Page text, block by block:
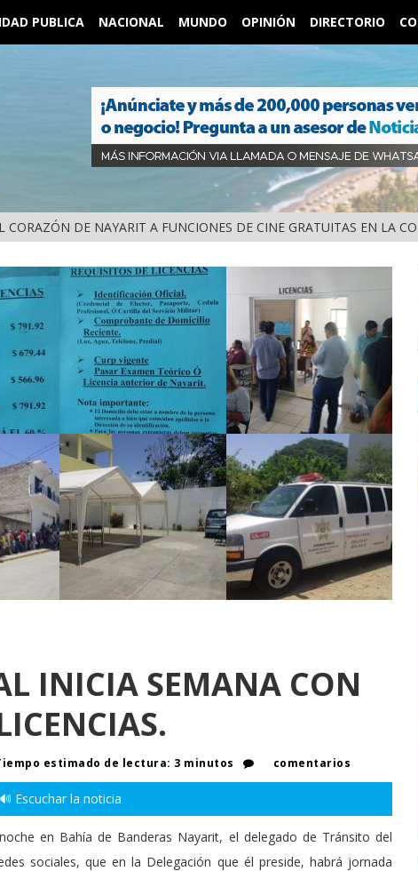
PUBLICA NACIONAL MUNDO OPINIÓN DIRECTORIO
CORAZÓN DE NAYARIT A FUNCIONES DE CINE GRATUITAS EN LA
INICIA SEMANA CON
estimado de lectura: 3 minutos comentarios
🔊 Escuchar la noticia
en Bahía de Banderas Nayarit, el delegado de Tránsito del
sociales, que en la Delegación que él preside, habrá jornada